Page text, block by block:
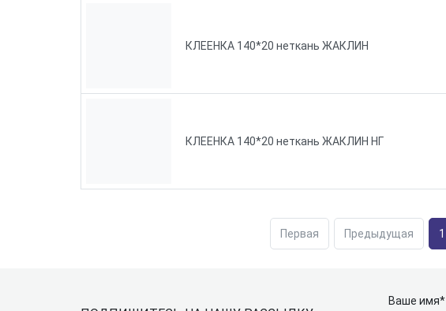
КЛЕЕНКА 140*20 неткань ЖАКЛИН
КЛЕЕНКА 140*20 неткань ЖАКЛИН НГ
Первая Предыдущая 1
Ваше имя*